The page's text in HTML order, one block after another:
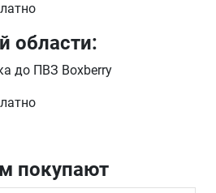
области:
до ПВЗ Boxberry
покупают